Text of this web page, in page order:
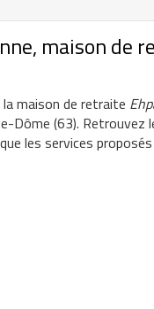
maison de
maison de retraite
Dôme (63). Retrouvez
les services